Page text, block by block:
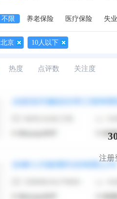
教育/培训/院校
学术/科研 餐饮
石油/化工/矿产/地质
采掘业/冶炼
其他行业
不限 养老保险 医疗保险 失
公费旅游
8小时工作制 生日礼金
北京 10人以下
热度 点评数 关注度
注册